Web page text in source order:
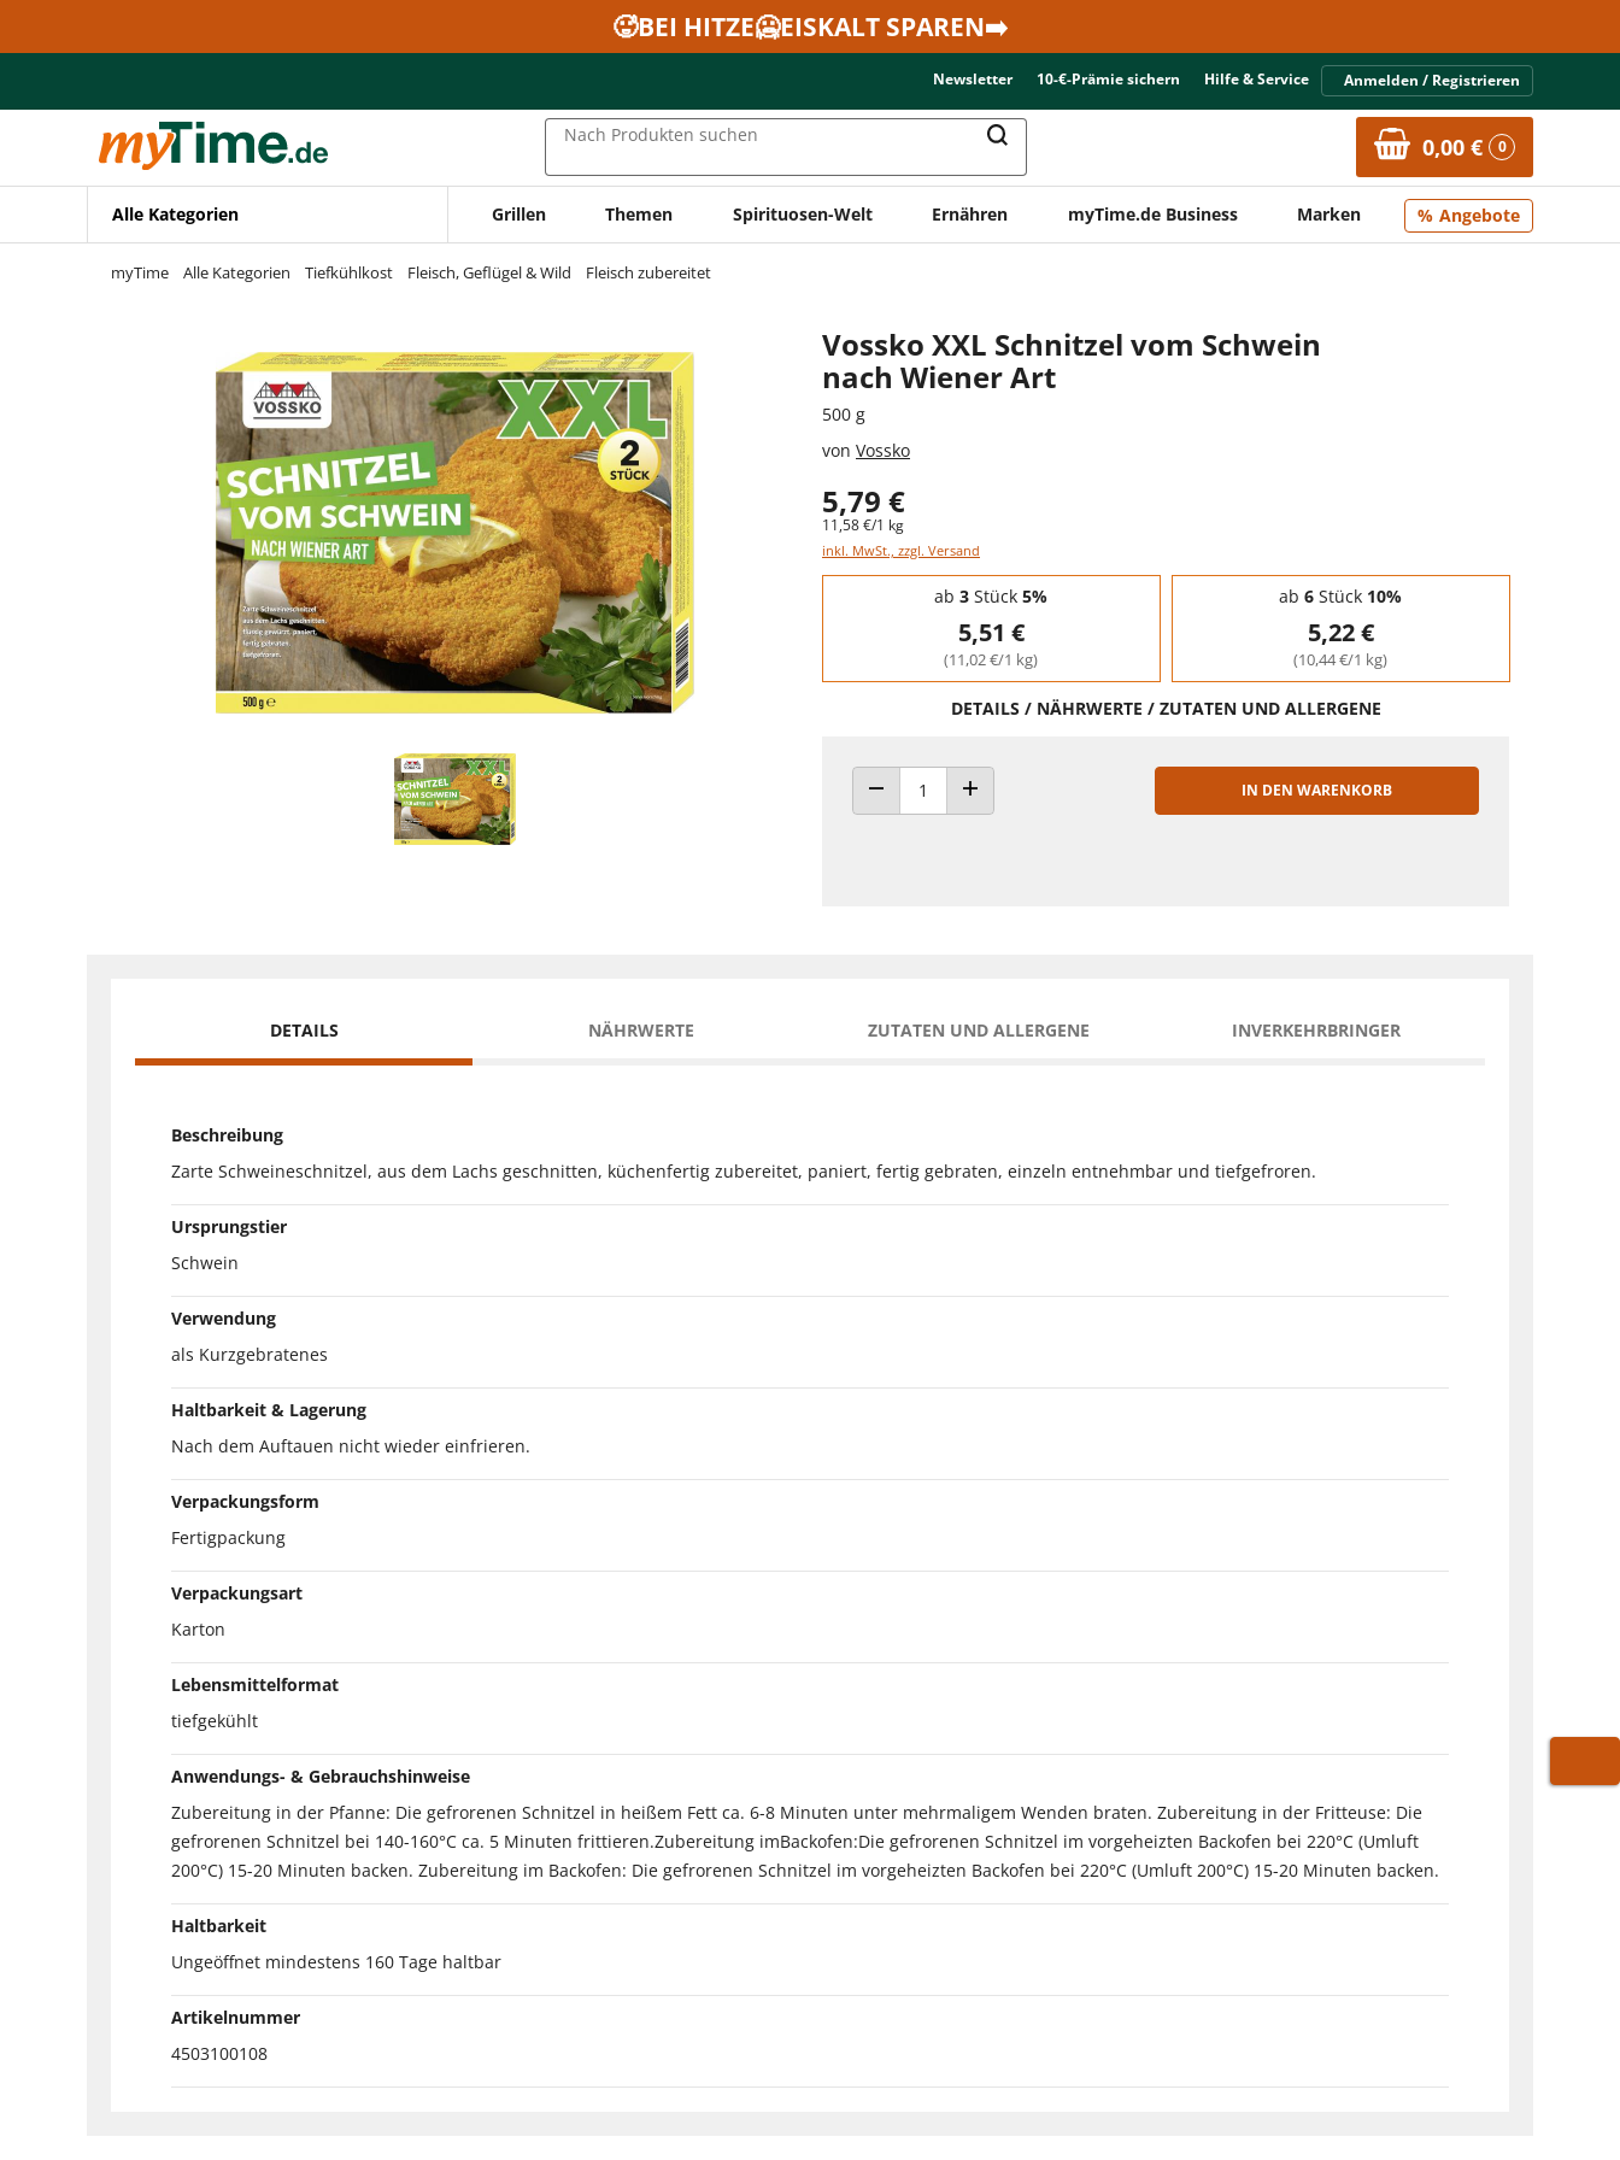
Zur Navigation springen
🥵BEI HITZE🥶EISKALT SPAREN➡️
Newsletter 10-€-Prämie sichern Hilfe & Service Anmelden / Registrieren
Nach Produkten suchen 0,00 € 0
Alle Kategorien Grillen Themen Spirituosen-Welt Ernähren myTime.de Business Marken Angebote
myTime Alle Kategorien Tiefkühlkost Fleisch, Geflügel & Wild Fleisch zubereitet
Vossko XXL Schnitzel vom Schwein
nach Wiener Art
500 g
von Vossko
5,79 €
11,58 €/1 kg
inkl. MwSt., zzgl. Versand
Staffelpreise - Mengenrabatt
ab 3 Stück 5%
5,51 €
(11,02 €/1 kg)
ab 6 Stück 10%
5,22 €
(10,44 €/1 kg)
DETAILS / NÄHRWERTE / ZUTATEN UND ALLERGENE
ANZAHL VERRINGERNANZAHL ERHÖHEN
IN DEN WARENKORB
DETAILS NÄHRWERTE ZUTATEN UND ALLERGENE INVERKEHRBRINGER
Beschreibung
Zarte Schweineschnitzel, aus dem Lachs geschnitten, küchenfertig zubereitet, paniert, fertig gebraten, einzeln entnehmbar und tiefgefroren.
Ursprungstier
Schwein
Verwendung
als Kurzgebratenes
Haltbarkeit & Lagerung
Nach dem Auftauen nicht wieder einfrieren.
Verpackungsform
Fertigpackung
Verpackungsart
Karton
Lebensmittelformat
tiefgekühlt
Anwendungs- & Gebrauchshinweise
Zubereitung in der Pfanne: Die gefrorenen Schnitzel in heißem Fett ca. 6-8 Minuten unter mehrmaligem Wenden braten. Zubereitung in der Fritteuse: Die
gefrorenen Schnitzel bei 140-160°C ca. 5 Minuten frittieren.Zubereitung imBackofen:Die gefrorenen Schnitzel im vorgeheizten Backofen bei 220°C (Umluft
200°C) 15-20 Minuten backen. Zubereitung im Backofen: Die gefrorenen Schnitzel im vorgeheizten Backofen bei 220°C (Umluft 200°C) 15-20 Minuten backen.
Haltbarkeit
Ungeöffnet mindestens 160 Tage haltbar
Artikelnummer
4503100108